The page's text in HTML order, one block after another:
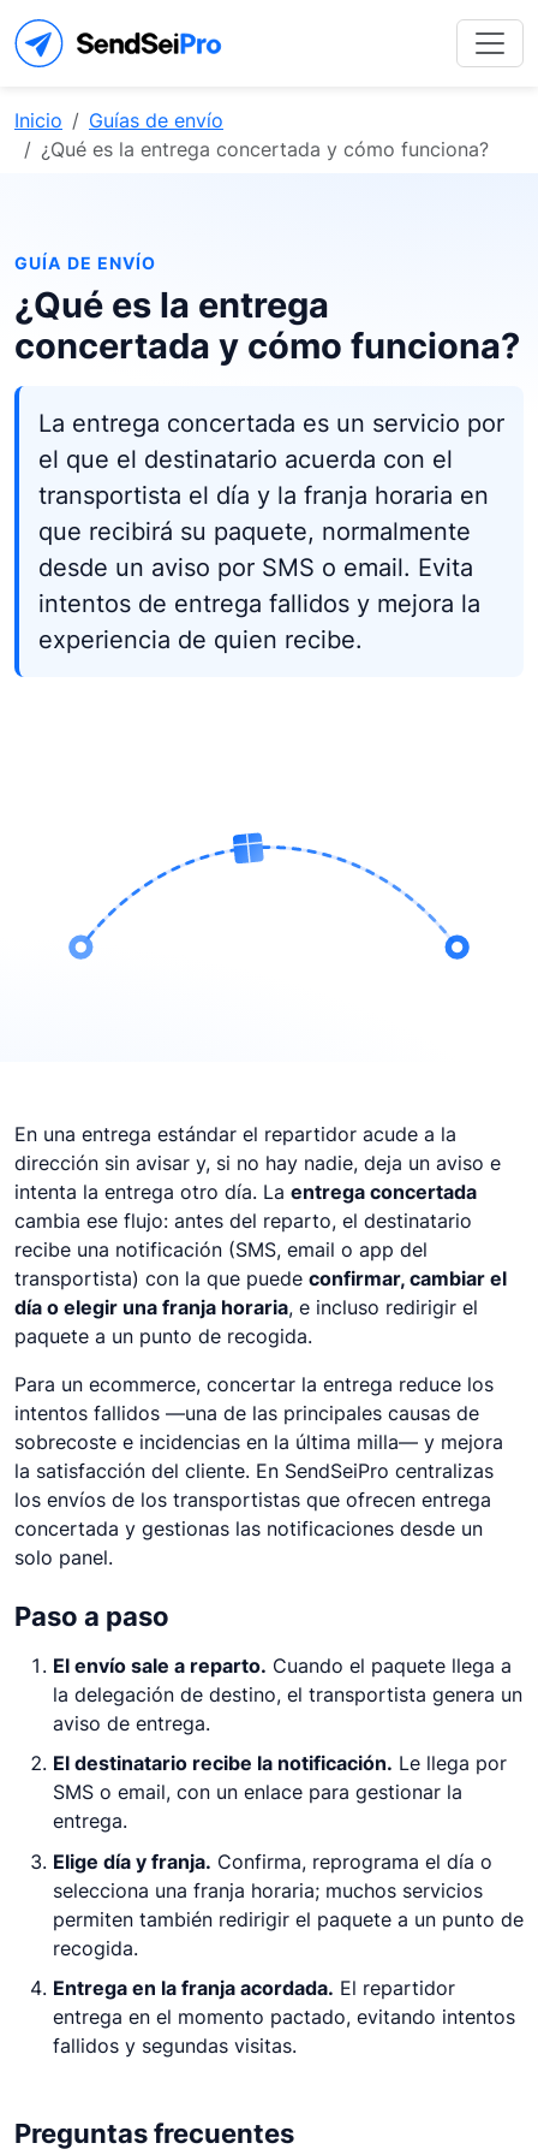
Inicio
Guías de envío
¿Qué es la entrega concertada y cómo funciona?
GUÍA DE ENVÍO
¿Qué es la entrega
concertada y cómo funciona?
La entrega concertada es un servicio por
el que el destinatario acuerda con el
transportista el día y la franja horaria en
que recibirá su paquete, normalmente
desde un aviso por SMS o email. Evita
intentos de entrega fallidos y mejora la
experiencia de quien recibe.
En una entrega estándar el repartidor acude a la
dirección sin avisar y, si no hay nadie, deja un aviso e
intenta la entrega otro día. La entrega concertada
cambia ese flujo: antes del reparto, el destinatario
recibe una notificación (SMS, email o app del
transportista) con la que puede confirmar, cambiar el
día o elegir una franja horaria, e incluso redirigir el
paquete a un punto de recogida.
Para un ecommerce, concertar la entrega reduce los
intentos fallidos —una de las principales causas de
sobrecoste e incidencias en la última milla— y mejora
la satisfacción del cliente. En SendSeiPro centralizas
los envíos de los transportistas que ofrecen entrega
concertada y gestionas las notificaciones desde un
solo panel.
Paso a paso
El envío sale a reparto. Cuando el paquete llega a
la delegación de destino, el transportista genera un
aviso de entrega.
El destinatario recibe la notificación. Le llega por
SMS o email, con un enlace para gestionar la
entrega.
Elige día y franja. Confirma, reprograma el día o
selecciona una franja horaria; muchos servicios
permiten también redirigir el paquete a un punto de
recogida.
Entrega en la franja acordada. El repartidor
entrega en el momento pactado, evitando intentos
fallidos y segundas visitas.
Preguntas frecuentes